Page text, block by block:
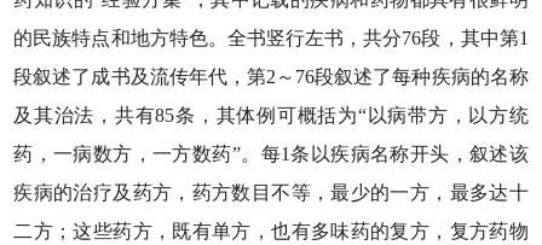
的民族特点和地方特色。全书竖行左书，共分76段，其中第1
段叙述了成书及流传年代，第2～76段叙述了每种疾病的名称
及其治法，共有85条，其体例可概括为“以病带方，以方统
药，一病数方，一方数药”。每1条以疾病名称开头，叙述该
疾病的治疗及药方，药方数目不等，最少的一方，最多达十
二方；这些药方，既有单方，也有多味药的复方，复方药物